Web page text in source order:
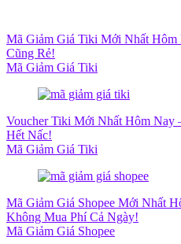
Mã Giảm Giá Tiki Mới Nhất
Cũng Rẻ!
Mã Giảm Giá Tiki
Voucher Tiki Mới Nhất Hôm Nay
Hết Nấc!
Mã Giảm Giá Tiki
Mã Giảm Giá Shopee Mới Nhất
Không Mua Phí Cả Ngày!
Mã Giảm Giá Shopee